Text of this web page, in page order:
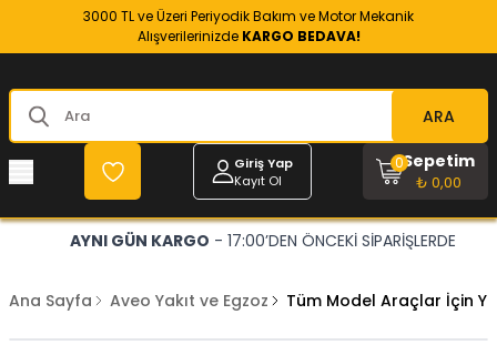
3000 TL ve Üzeri Periyodik Bakım ve Motor Mekanik
Alışverilerinizde KARGO BEDAVA!
ARA
Giriş Yap
Kayıt Ol
Sepetim
₺ 0,00
0
AYNI GÜN KARGO - 17:00’DEN ÖNCEKİ SİPARİŞLERDE
Ana Sayfa Aveo Yakıt ve Egzoz Tüm Model Araçlar İçin